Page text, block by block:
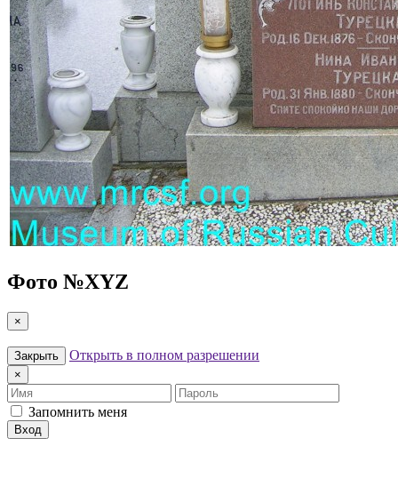
Фото №XYZ
×
Закрыть Открыть в полном разрешении
×
Имя
Пароль
Запомнить меня
Вход